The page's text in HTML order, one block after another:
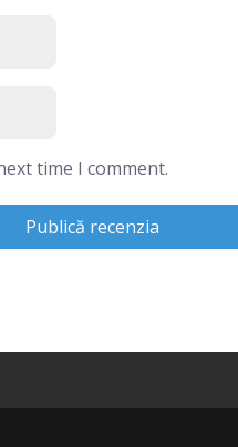
time I comment.